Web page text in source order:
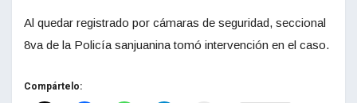
Al quedar registrado por cámaras de seguridad, seccional
8va de la Policía sanjuanina tomó intervención en el caso.
Compártelo: